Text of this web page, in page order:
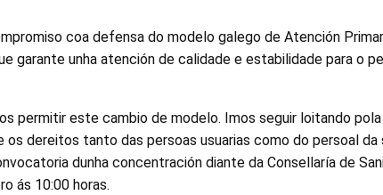
coa defensa do modelo galego de Atención
garante unha atención de calidade e estabilidade para o
permitir este cambio de modelo. Imos seguir loitando
dereitos tanto das persoas usuarias como do persoal da
dunha concentración diante da Consellaría de
ás 10:00 horas.